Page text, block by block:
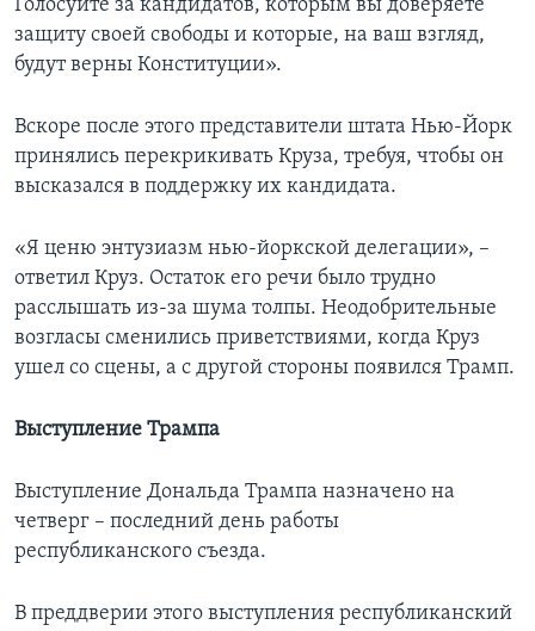
Голосуйте за кандидатов, которым вы доверяете
защиту своей свободы и которые, на ваш взгляд,
будут верны Конституции».
Вскоре после этого представители штата Нью-Йорк
принялись перекрикивать Круза, требуя, чтобы он
высказался в поддержку их кандидата.
«Я ценю энтузиазм нью-йоркской делегации», –
ответил Круз. Остаток его речи было трудно
расслышать из-за шума толпы. Неодобрительные
возгласы сменились приветствиями, когда Круз
ушел со сцены, а с другой стороны появился Трамп.
Выступление Трампа
Выступление Дональда Трампа назначено на
четверг – последний день работы
республиканского съезда.
В преддверии этого выступления республиканский